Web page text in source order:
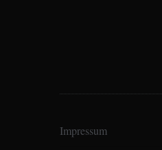
Impressum